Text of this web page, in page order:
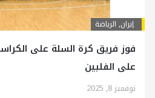
إيران, الرياضة
فوز فريق كرة السلة على
على الفلبين
نوفمبر 8, 2025